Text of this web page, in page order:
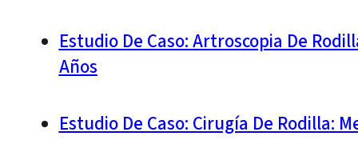
Estudio De Caso: Artroscopia De
Años
Estudio De Caso: Cirugía De Rodilla: